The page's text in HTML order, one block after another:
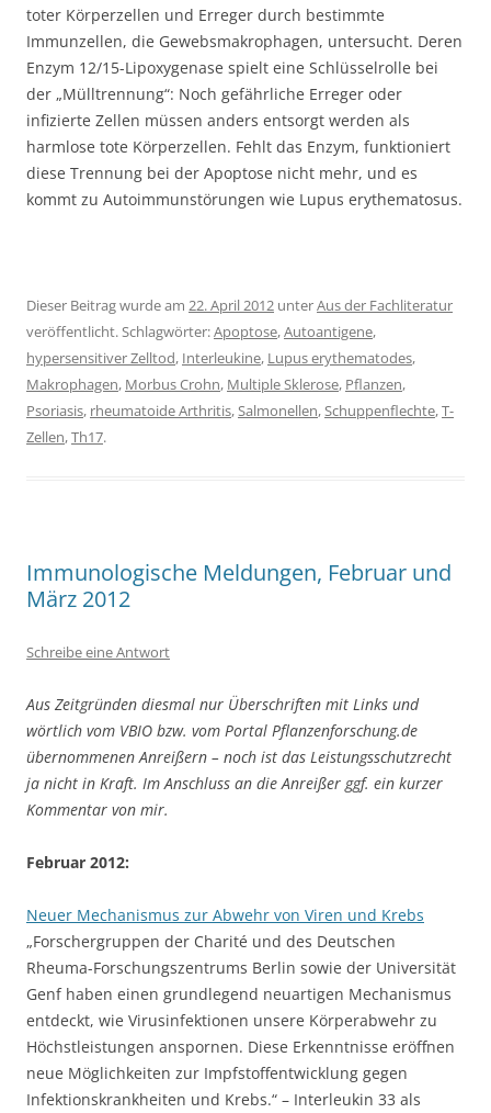
toter Körperzellen und Erreger durch bestimmte
Immunzellen, die Gewebsmakrophagen, untersucht. Deren
Enzym 12/15-Lipoxygenase spielt eine Schlüsselrolle bei
der „Mülltrennung“: Noch gefährliche Erreger oder
infizierte Zellen müssen anders entsorgt werden als
harmlose tote Körperzellen. Fehlt das Enzym, funktioniert
diese Trennung bei der Apoptose nicht mehr, und es
kommt zu Autoimmunstörungen wie Lupus erythematosus.
Dieser Beitrag wurde am 22. April 2012 unterAus der Fachliteratur
veröffentlicht. Schlagwörter:Apoptose,Autoantigene,
hypersensitiver Zelltod, Interleukine, Lupus erythematodes,
Makrophagen, Morbus Crohn, Multiple Sklerose, Pflanzen,
Psoriasis, rheumatoide Arthritis,Salmonellen,Schuppenflechte,T-
Zellen,Th17.
Immunologische Meldungen, Februar und
März 2012
Schreibe eine Antwort
Aus Zeitgründen diesmal nur Überschriften mit Links und
wörtlich vom VBIO bzw. vom Portal Pflanzenforschung.de
übernommenen Anreißern – noch ist das Leistungsschutzrecht
ja nicht in Kraft. Im Anschluss an die Anreißer ggf. ein kurzer
Kommentar von mir.
Februar 2012:
Neuer Mechanismus zur Abwehr von Viren und Krebs
„Forschergruppen der Charité und des Deutschen
Rheuma-Forschungszentrums Berlin sowie der Universität
Genf haben einen grundlegend neuartigen Mechanismus
entdeckt, wie Virusinfektionen unsere Körperabwehr zu
Höchstleistungen anspornen. Diese Erkenntnisse eröffnen
neue Möglichkeiten zur Impfstoffentwicklung gegen
Infektionskrankheiten und Krebs.“ – Interleukin 33 als